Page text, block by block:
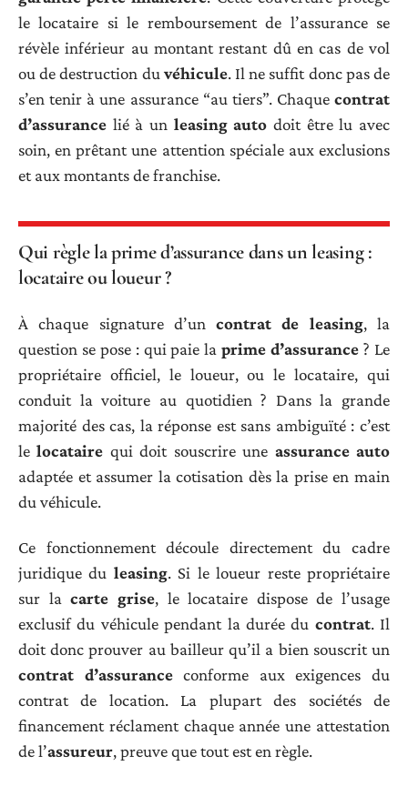
le locataire si le remboursement de l’assurance se
révèle inférieur au montant restant dû en cas de vol
ou de destruction duvéhicule. Il ne suffit donc pas de
s’en tenir à une assurance “au tiers”. Chaque contrat
d’assurance lié à un leasing auto doit être lu avec
soin, en prêtant une attention spéciale aux exclusions
et aux montants de franchise.
Qui règle la prime d’assurance dans un leasing :
locataire ou loueur ?
À chaque signature d’uncontrat de leasing, la
question se pose : qui paie laprime d’assurance ? Le
propriétaire officiel, le loueur, ou le locataire, qui
conduit la voiture au quotidien ? Dans la grande
majorité des cas, la réponse est sans ambiguïté : c’est
lelocataire qui doit souscrire une assurance auto
adaptée et assumer la cotisation dès la prise en main
du véhicule.
Ce fonctionnement découle directement du cadre
juridique du leasing. Si le loueur reste propriétaire
sur lacarte grise, le locataire dispose de l’usage
exclusif du véhicule pendant la durée du contrat. Il
doit donc prouver au bailleur qu’il a bien souscrit un
contrat d’assuranceconforme aux exigences du
contrat de location. La plupart des sociétés de
financement réclament chaque année une attestation
de l’assureur, preuve que tout est en règle.